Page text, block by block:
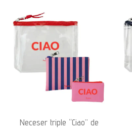
Neceser triple “Ciao” de